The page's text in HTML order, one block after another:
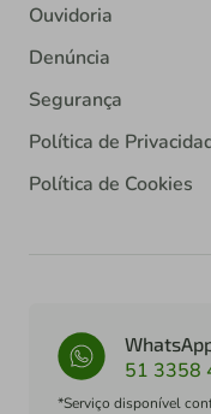
Ouvidoria
Denúncia
Segurança
Política de
Política de Cookies
51 3358
*Serviço disponível